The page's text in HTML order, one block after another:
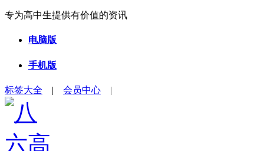
专为高中生提供有价值的资讯
电脑版
手机版
标签大全 | 会员中心 |